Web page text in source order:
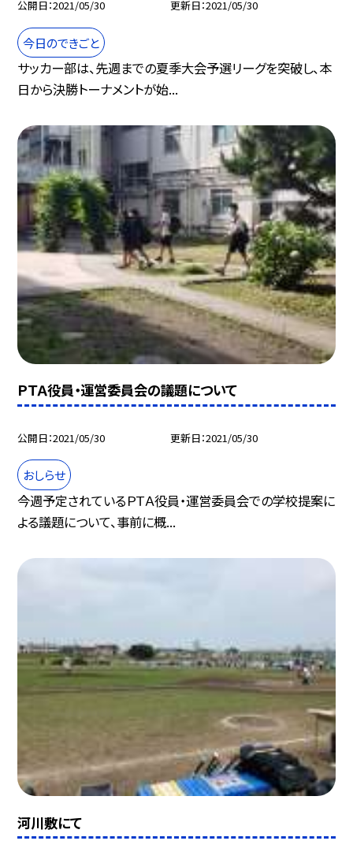
公開日 2021/05/30 更新日 2021/05/30
今日のできごと
サッカー部は、先週までの夏季大会予選リーグを突破し、本
日から決勝トーナメントが始...
ＰＴＡ役員・運営委員会の議題について
公開日 2021/05/30 更新日 2021/05/30
おしらせ
今週予定されているＰＴＡ役員・運営委員会での学校提案に
よる議題について、事前に概...
河川敷にて